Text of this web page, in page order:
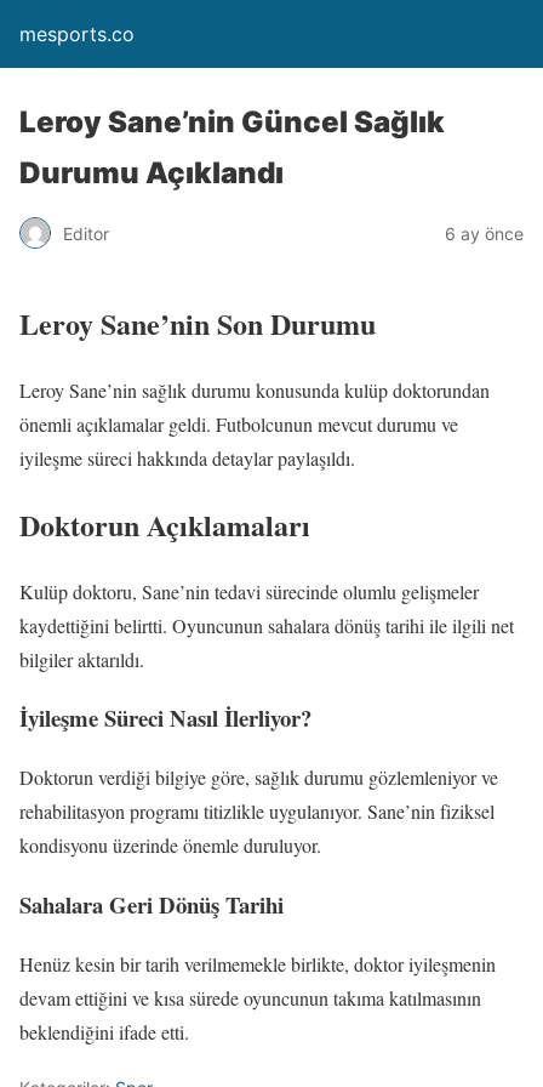
mesports.co
Leroy Sane’nin Güncel Sağlık
Durumu Açıklandı
Editor 6 ay önce
Leroy Sane’nin Son Durumu
Leroy Sane’nin sağlık durumu konusunda kulüp doktorundan
önemli açıklamalar geldi. Futbolcunun mevcut durumu ve
iyileşme süreci hakkında detaylar paylaşıldı.
Doktorun Açıklamaları
Kulüp doktoru, Sane’nin tedavi sürecinde olumlu gelişmeler
kaydettiğini belirtti. Oyuncunun sahalara dönüş tarihi ile ilgili net
bilgiler aktarıldı.
İyileşme Süreci Nasıl İlerliyor?
Doktorun verdiği bilgiye göre, sağlık durumu gözlemleniyor ve
rehabilitasyon programı titizlikle uygulanıyor. Sane’nin fiziksel
kondisyonu üzerinde önemle duruluyor.
Sahalara Geri Dönüş Tarihi
Henüz kesin bir tarih verilmemekle birlikte, doktor iyileşmenin
devam ettiğini ve kısa sürede oyuncunun takıma katılmasının
beklendiğini ifade etti.